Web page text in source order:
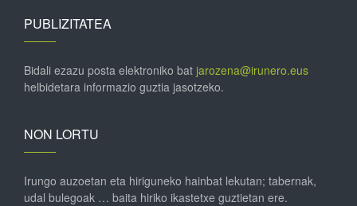
PUBLIZITATEA
Bidali ezazu posta elektroniko bat jarozena@irunero.eus
helbidetara informazio guztia jasotzeko.
NON LORTU
Irungo auzoetan eta hiriguneko hainbat lekutan; tabernak,
udal bulegoak … baita hiriko ikastetxe guztietan ere.